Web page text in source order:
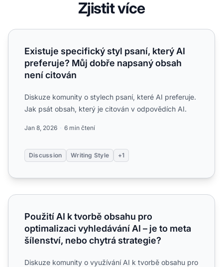
Zjistit více
Existuje specifický styl psaní, který AI preferuje? Můj
Existuje specifický styl psaní, který AI
preferuje? Můj dobře napsaný obsah
není citován
Diskuze komunity o stylech psaní, které AI preferuje.
Jak psát obsah, který je citován v odpovědích AI.
Jan 8, 2026 6 min čtení
Discussion Writing Style +1
Použití AI k tvorbě obsahu pro optimalizaci vyhledávání
Použití AI k tvorbě obsahu pro
optimalizaci vyhledávání AI – je to meta
šílenství, nebo chytrá strategie?
Diskuze komunity o využívání AI k tvorbě obsahu pro